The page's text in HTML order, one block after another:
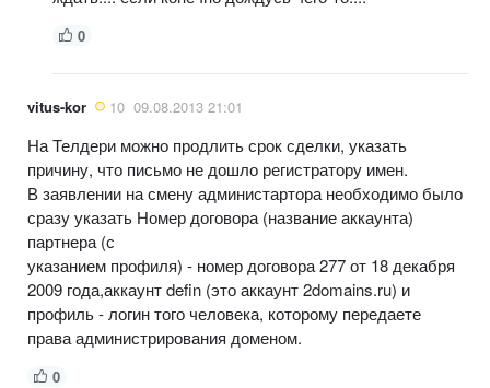
0
vitus-kor 10 09.08.2013 21:01
На Телдери можно продлить срок сделки, указать
причину, что письмо не дошло регистратору имен.
В заявлении на смену администартора необходимо было
сразу указать Номер договора (название аккаунта)
партнера (с
указанием профиля) - номер договора 277 от 18 декабря
2009 года,аккаунт defin (это аккаунт 2domains.ru) и
профиль - логин того человека, которому передаете
права администрирования доменом.
0